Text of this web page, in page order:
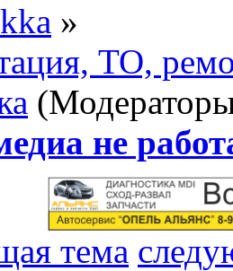
»
ТО,
не
тема